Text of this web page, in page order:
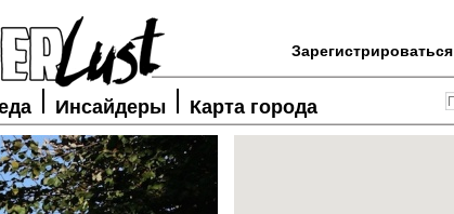
Зарегистрироваться
Инсайдеры Карта города